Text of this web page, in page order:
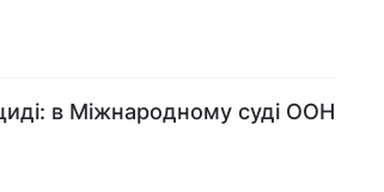
в Міжнародному суді ООН